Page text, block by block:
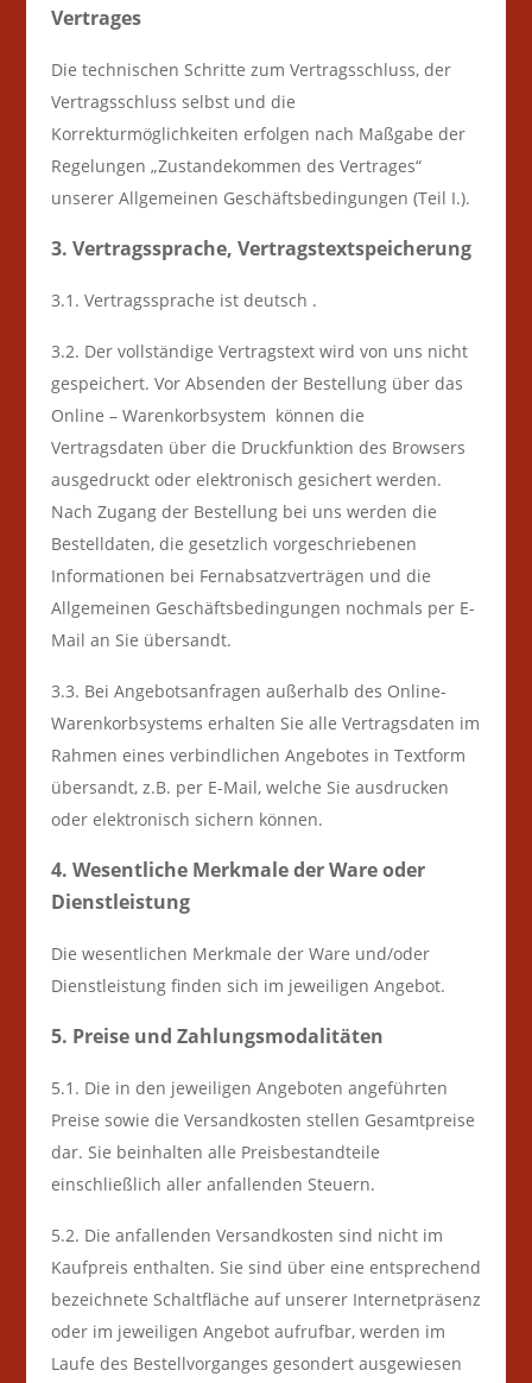
Vertrages
Die technischen Schritte zum Vertragsschluss, der
Vertragsschluss selbst und die
Korrekturmöglichkeiten erfolgen nach Maßgabe der
Regelungen „Zustandekommen des Vertrages“
unserer Allgemeinen Geschäftsbedingungen (Teil I.).
3. Vertragssprache, Vertragstextspeicherung
3.1. Vertragssprache ist deutsch .
3.2. Der vollständige Vertragstext wird von uns nicht
gespeichert. Vor Absenden der Bestellung über das
Online – Warenkorbsystem können die
Vertragsdaten über die Druckfunktion des Browsers
ausgedruckt oder elektronisch gesichert werden.
Nach Zugang der Bestellung bei uns werden die
Bestelldaten, die gesetzlich vorgeschriebenen
Informationen bei Fernabsatzverträgen und die
Allgemeinen Geschäftsbedingungen nochmals per E-
Mail an Sie übersandt.
3.3. Bei Angebotsanfragen außerhalb des Online-
Warenkorbsystems erhalten Sie alle Vertragsdaten im
Rahmen eines verbindlichen Angebotes in Textform
übersandt, z.B. per E-Mail, welche Sie ausdrucken
oder elektronisch sichern können.
4. Wesentliche Merkmale der Ware oder
Dienstleistung
Die wesentlichen Merkmale der Ware und/oder
Dienstleistung finden sich im jeweiligen Angebot.
5. Preise und Zahlungsmodalitäten
5.1. Die in den jeweiligen Angeboten angeführten
Preise sowie die Versandkosten stellen Gesamtpreise
dar. Sie beinhalten alle Preisbestandteile
einschließlich aller anfallenden Steuern.
5.2. Die anfallenden Versandkosten sind nicht im
Kaufpreis enthalten. Sie sind über eine entsprechend
bezeichnete Schaltfläche auf unserer Internetpräsenz
oder im jeweiligen Angebot aufrufbar, werden im
Laufe des Bestellvorganges gesondert ausgewiesen